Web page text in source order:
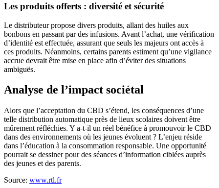
Les produits offerts : diversité et sécurité
Le distributeur propose divers produits, allant des huiles aux
bonbons en passant par des infusions. Avant l’achat, une vérification
d’identité est effectuée, assurant que seuls les majeurs ont accès à
ces produits. Néanmoins, certains parents estiment qu’une vigilance
accrue devrait être mise en place afin d’éviter des situations
ambiguës.
Analyse de l’impact sociétal
Alors que l’acceptation du CBD s’étend, les conséquences d’une
telle distribution automatique près de lieux scolaires doivent être
mûrement réfléchies. Y a-t-il un réel bénéfice à promouvoir le CBD
dans des environnements où les jeunes évoluent ? L’enjeu réside
dans l’éducation à la consommation responsable. Une opportunité
pourrait se dessiner pour des séances d’information ciblées auprès
des jeunes et des parents.
Source: www.rtl.fr